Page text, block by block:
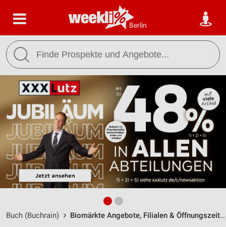
Berlin
Buch (Buchrain) Biomärkte Angebote, Filialen & Öffnungszeiten